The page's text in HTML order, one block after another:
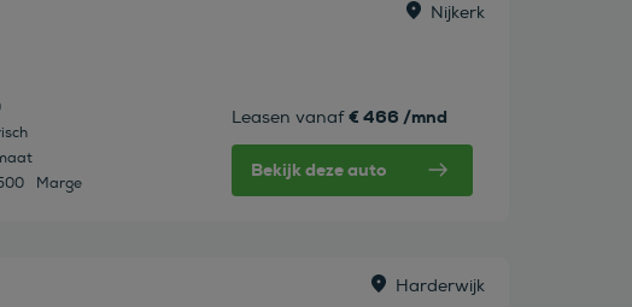
Nijkerk
Marge
Leasen vanaf € 466 /mnd
Bekijk deze auto
Harderwijk